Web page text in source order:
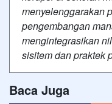
menyelenggarakan
pengembangan
mengintegrasikan
sisitem dan praktek
Baca Juga